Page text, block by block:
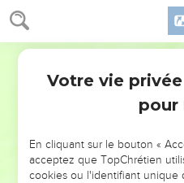
NE MANQUEZ
DE
Votre vie
pour
En cliquant sur le bouton «
acceptez que TopChrétien
cookies ou l'identifiant unique